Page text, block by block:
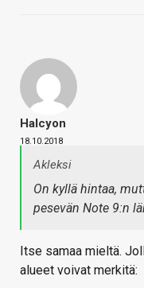
Halcyon
18.10.2018
Akleksi
On kyllä hintaa,
pesevän Note 9:n
Itse samaa mieltä.
alueet voivat merkitä: